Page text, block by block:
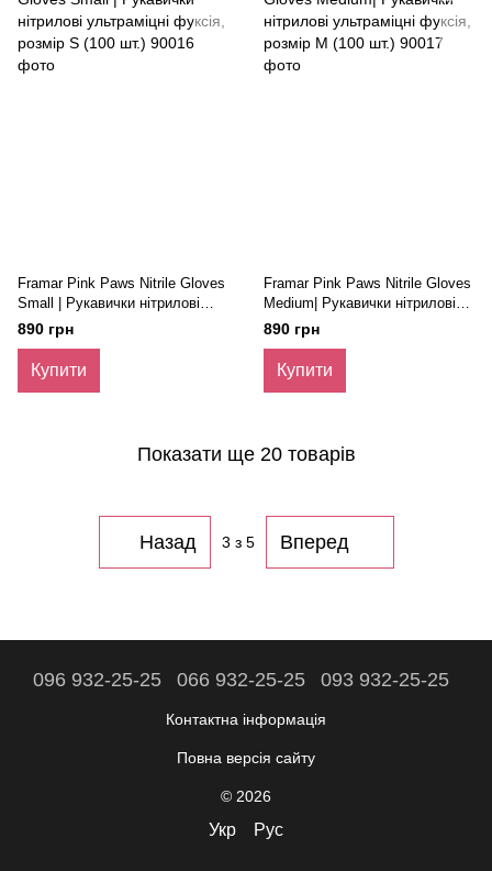
Framar Pink Paws Nitrile Gloves
Small | Рукавички нітрилові
ультраміцні фуксія, розмір S
(100 шт.)
890 грн
Купити
Framar Pink Paws Nitrile Gloves
Medium| Рукавички нітрилові
ультраміцні фуксія, розмір M
(100 шт.)
890 грн
Купити
Показати ще 20 товарів
Назад 3 з 5 Вперед
096 932-25-25 066 932-25-25 093 932-25-25
Контактна інформація
Повна версія сайту
© 2026
Укр Рус